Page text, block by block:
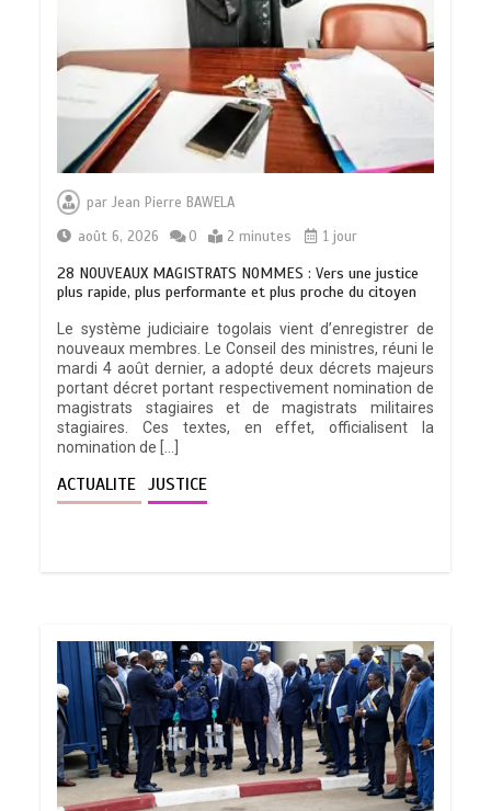
parJean Pierre BAWELA
août 6, 2026
0 2 minutes 1 jour
28 NOUVEAUX MAGISTRATS NOMMES : Vers une justice
plus rapide, plus performante et plus proche du citoyen
Le système judiciaire togolais vient d’enregistrer de
nouveaux membres. Le Conseil des ministres, réuni le
mardi 4 août dernier, a adopté deux décrets majeurs
portant décret portant respectivement nomination de
magistrats stagiaires et de magistrats militaires
stagiaires. Ces textes, en effet, officialisent la
nomination de […]
ACTUALITE JUSTICE